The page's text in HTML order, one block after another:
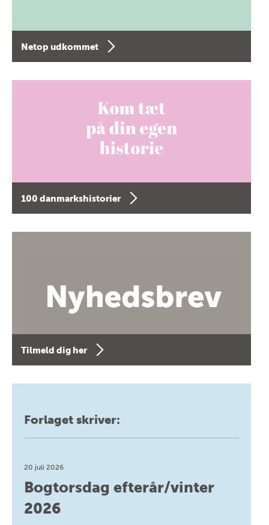
Netop udkommet
100 danmarkshistorier
Tilmeld dig her
Forlaget skriver:
20 juli 2026
Bogtorsdag efterår/vinter
2026